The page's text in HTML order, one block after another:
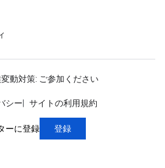
シー
サイトの利用規約
動対策: ご参加ください
ーに登録 登録